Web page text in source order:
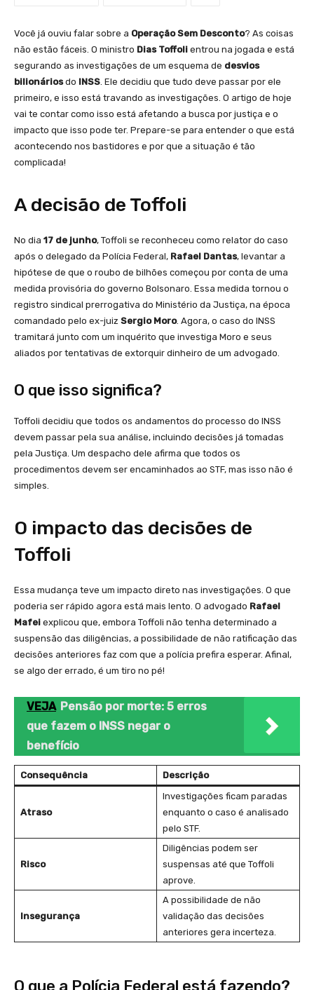
Você já ouviu falar sobre a Operação Sem Desconto? As coisas
não estão fáceis. O ministro Dias Toffoli entrou na jogada e está
segurando as investigações de um esquema de desvios
bilionáriosdo INSS. Ele decidiu que tudo deve passar por ele
primeiro, e isso está travando as investigações. O artigo de hoje
vai te contar como isso está afetando a busca por justiça e o
impacto que isso pode ter. Prepare-se para entender o que está
acontecendo nos bastidores e por que a situação é tão
complicada!
A decisão de Toffoli
No dia 17 de junho, Toffoli se reconheceu como relator do caso
após o delegado da Polícia Federal, Rafael Dantas, levantar a
hipótese de que o roubo de bilhões começou por conta de uma
medida provisória do governo Bolsonaro. Essa medida tornou o
registro sindical prerrogativa do Ministério da Justiça, na época
comandado pelo ex-juiz Sergio Moro. Agora, o caso do INSS
tramitará junto com um inquérito que investiga Moro e seus
aliados por tentativas de extorquir dinheiro de um advogado.
O que isso significa?
Toffoli decidiu que todos os andamentos do processo do INSS
devem passar pela sua análise, incluindo decisões já tomadas
pela Justiça. Um despacho dele afirma que todos os
procedimentos devem ser encaminhados ao STF, mas isso não é
simples.
O impacto das decisões de
Toffoli
Essa mudança teve um impacto direto nas investigações. O que
poderia ser rápido agora está mais lento. O advogado Rafael
Mafei explicou que, embora Toffoli não tenha determinado a
suspensão das diligências, a possibilidade de não ratificação das
decisões anteriores faz com que a polícia prefira esperar. Afinal,
se algo der errado, é um tiro no pé!
VEJA Pensão por morte: 5 erros
que fazem o INSS negar o
benefício
Consequência Descrição
Atraso
Investigações ficam paradas
enquanto o caso é analisado
pelo STF.
Risco
Diligências podem ser
suspensas até que Toffoli
aprove.
Insegurança
A possibilidade de não
validação das decisões
anteriores gera incerteza.
O que a Polícia Federal está fazendo?